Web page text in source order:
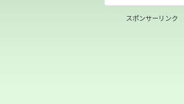
スポンサーリンク